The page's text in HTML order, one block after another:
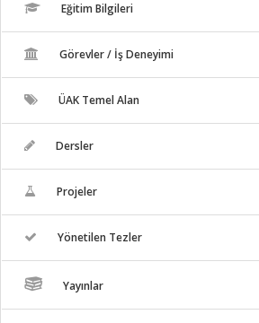
Eğitim Bilgileri
Görevler / İş Deneyimi
ÜAK Temel Alan
Dersler
Projeler
Yönetilen Tezler
Yayınlar